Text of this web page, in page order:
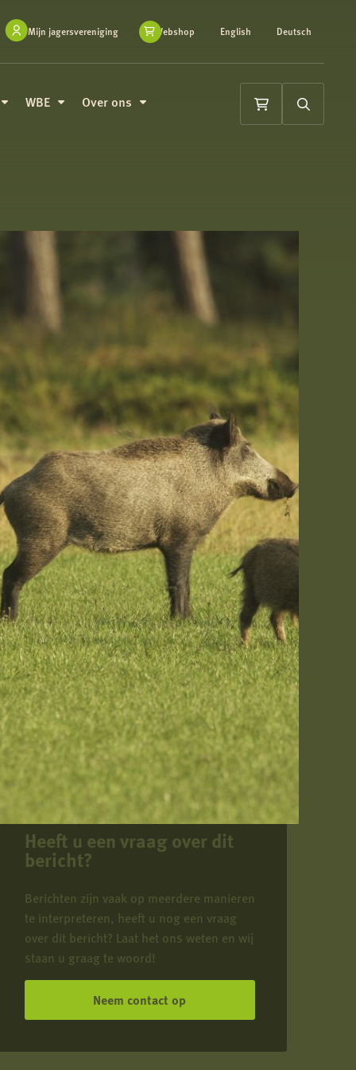
Mijn jagersvereniging Webshop English Deutsch
WBE Over ons
Winkelwagen
Zoeken
Heeft u een vraag over dit
bericht?
Berichten zijn vaak op meerdere manieren
te interpreteren, heeft u nog een vraag
over dit bericht? Laat het ons weten en wij
staan u graag te woord!
Neem contact op